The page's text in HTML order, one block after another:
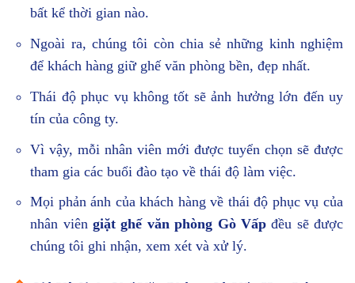
bất kể thời gian nào.
Ngoài ra, chúng tôi còn chia sẻ những kinh nghiệm
để khách hàng giữ ghế văn phòng bền, đẹp nhất.
Thái độ phục vụ không tốt sẽ ảnh hưởng lớn đến uy
tín của công ty.
Vì vậy, mỗi nhân viên mới được tuyển chọn sẽ được
tham gia các buổi đào tạo về thái độ làm việc.
Mọi phản ánh của khách hàng về thái độ phục vụ của
nhân viêngiặt ghế văn phòng Gò Vấpđều sẽ được
chúng tôi ghi nhận, xem xét và xử lý.